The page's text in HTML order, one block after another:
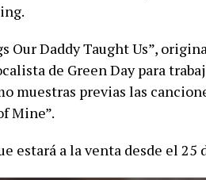
Our Daddy Taught Us”,
de Green Day para
muestras previas las
Mine”.
estará a la venta desde el 25